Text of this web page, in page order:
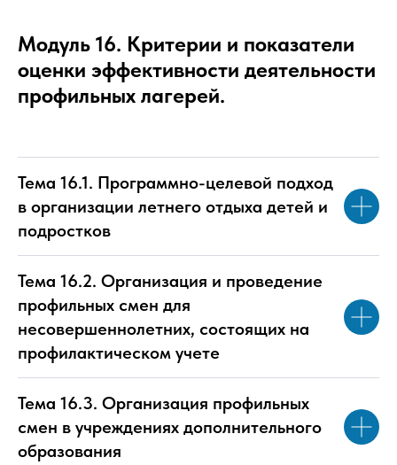
Модуль 16. Критерии и показатели
оценки эффективности деятельности
профильных лагерей.
Тема 16.1. Программно-целевой подход
в организации летнего отдыха детей и
подростков
Тема 16.2. Организация и проведение
профильных смен для
несовершеннолетних, состоящих на
профилактическом учете
Тема 16.3. Организация профильных
смен в учреждениях дополнительного
образования